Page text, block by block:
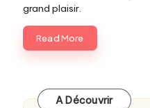
grand plaisir.
Read More
A Découvrir